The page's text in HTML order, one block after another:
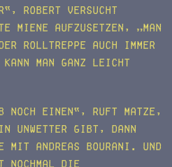
Robert versucht
Miene aufzusetzen, „man
Rolltreppe auch immer
man ganz leicht
noch einen“, ruft Matze,
Unwetter gibt, dann
mit Andreas Bourani. Und
nochmal die